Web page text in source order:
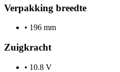
Verpakking breedte
• 196 mm
Zuigkracht
• 10.8 V